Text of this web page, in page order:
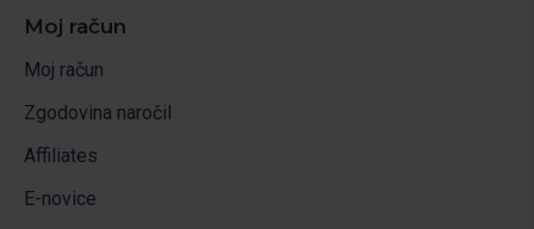
Moj račun
Moj račun
Zgodovina naročil
Affiliates
E-novice